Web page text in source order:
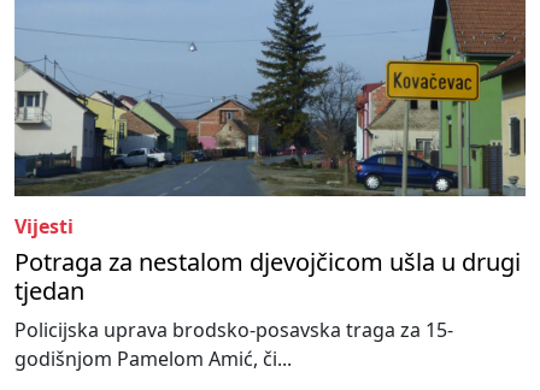
Vijesti
Potraga za nestalom djevojčicom ušla u drugi
tjedan
Policijska uprava brodsko-posavska traga za 15-
godišnjom Pamelom Amić, či...